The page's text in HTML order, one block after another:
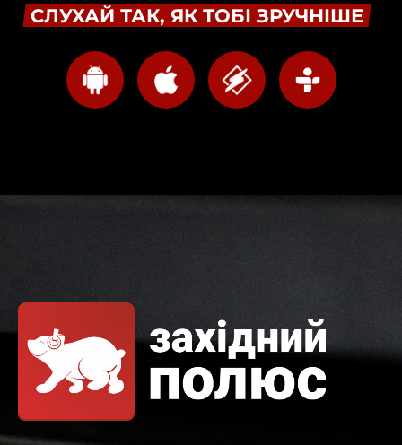
СЛУХАЙ ТАК, ЯК ТОБІ ЗРУЧНІШЕ